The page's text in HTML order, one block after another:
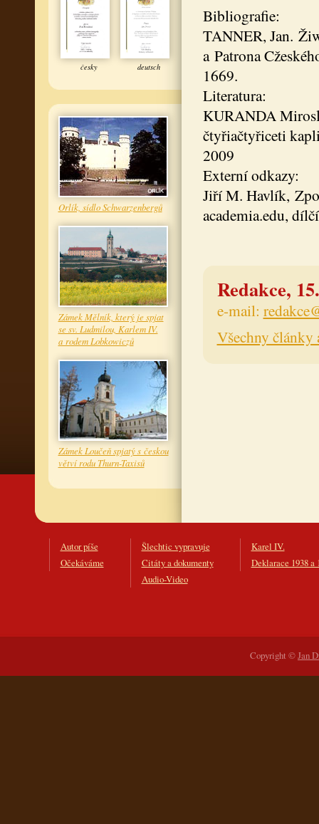
česky deutsch
Orlík, sídlo Schwarzenbergů
Zámek Mělník, který je spjat
se sv. Ludmilou, Karlem IV.
a rodem Lobkowiczů
Zámek Loučeň spjatý s českou
větví rodu Thurn-Taxisů
Bibliografie:
TANNER, Jan.
a Patrona
1669.
Literatura:
KURANDA
čtyřiačtyřiceti
2009
Externí odkazy:
Jiří M. Havlík,
academia.edu,
Redakce,
e-mail:
Všechny články
Autor píše
Očekáváme
Šlechtic vypravuje
Citáty a dokumenty
Audio-Video
Karel IV.
Deklarace 1938 a
Copyright ©Jan